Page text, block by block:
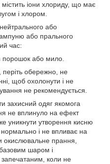
іони хлориду, що має
і хлором.
нейтрального або
або прального
час:
порошок або мило.
періть обережно, не
щоб охолонути і не
не рекомендується.
захисний одяг якомога
не вплинуло на ефект
уникнути утворення кисню
нормально і не впливає на
окислювальне прання,
шаром і
запечатаним, коли не